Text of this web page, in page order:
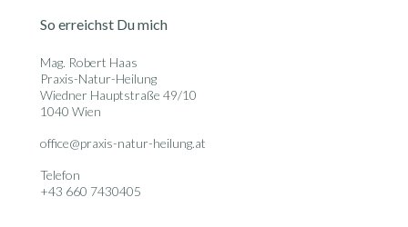
So erreichst Du mich
Mag. Robert Haas
Praxis-Natur-Heilung
Wiedner Hauptstraße 49/10
1040 Wien
office@praxis-natur-heilung.at
Telefon
+43 660 7430405